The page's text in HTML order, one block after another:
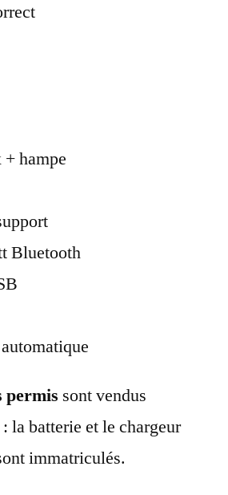
hampe
Bluetooth
permis sont vendus
: la batterie et le chargeur
immatriculés.